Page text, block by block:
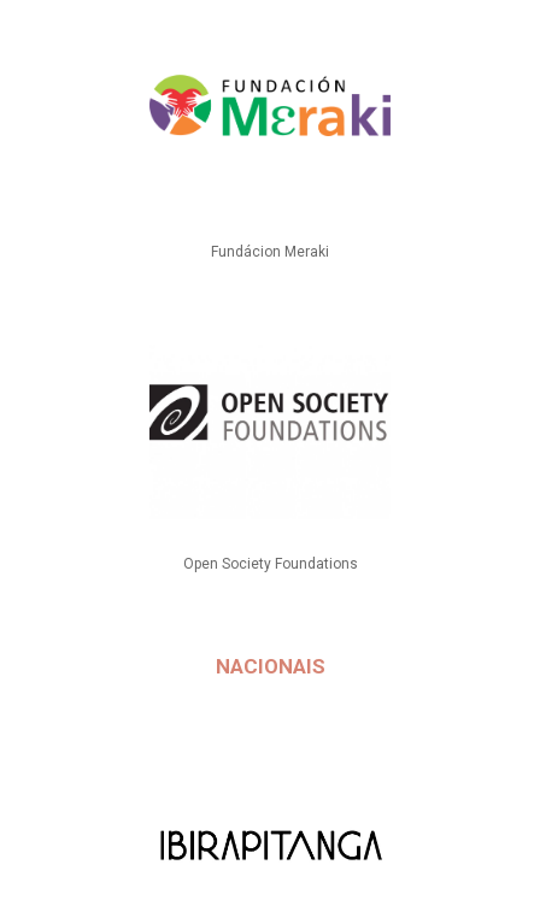
Fundácion Meraki
Open Society Foundations
NACIONAIS